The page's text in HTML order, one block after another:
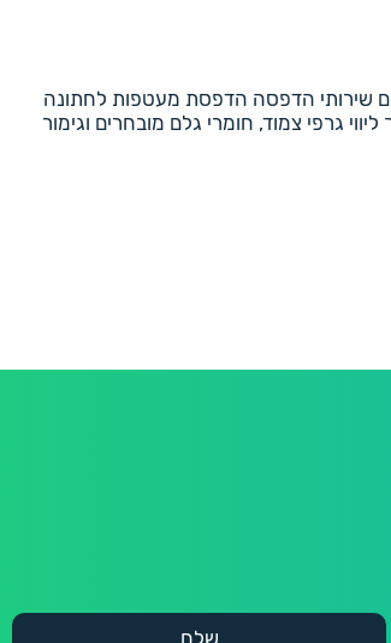
שירותי הדפסה הדפסת מעטפות לחתונה
גרפי צמוד, חומרי גלם מובחרים וגימור